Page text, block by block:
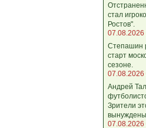
стал
Ростов".
07.08.2026
Степашин
старт
сезоне.
07.08.2026
Андрей
Зрители
вынуждены
07.08.2026